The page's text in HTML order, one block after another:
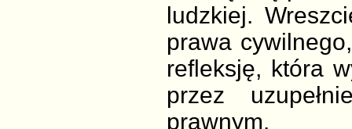
ludzkiej.
prawa
refleksję, która
przez
prawnym.